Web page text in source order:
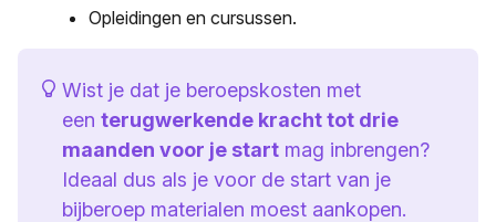
Opleidingen en cursussen.
Wist je dat je beroepskosten met
een terugwerkende kracht tot drie
maanden voor je start mag inbrengen?
Ideaal dus als je voor de start van je
bijberoep materialen moest aankopen.